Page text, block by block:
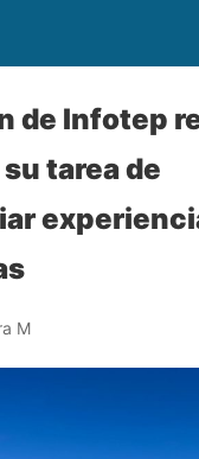
de Infotep
tarea de
M